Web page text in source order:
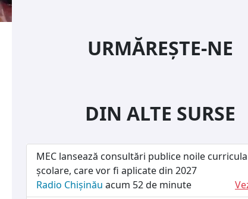
URMĂREȘTE-NE
DIN ALTE SURSE
MEC lansează consultări publice noile curricula
școlare, care vor fi aplicate din 2027
Radio Chișinău acum 52 de minute